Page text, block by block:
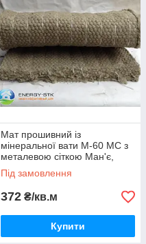
Мат прошивний із
мінеральної вати М-60 МС з
металевою сіткою Ман'є,
товщина 70 мм
Під замовлення
372 ₴/кв.м
Купити